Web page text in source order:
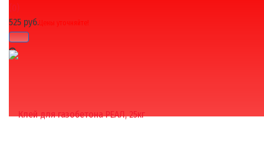
(0)
525 руб.Цены уточняйте!